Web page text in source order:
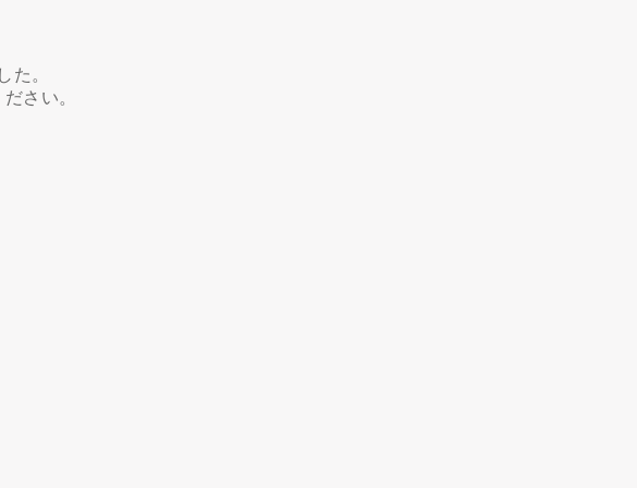
た。
さい。